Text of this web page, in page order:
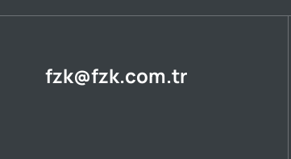
fzk@fzk.com.tr